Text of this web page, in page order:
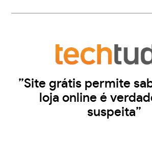
”Site grátis permite
loja online é
suspeita”